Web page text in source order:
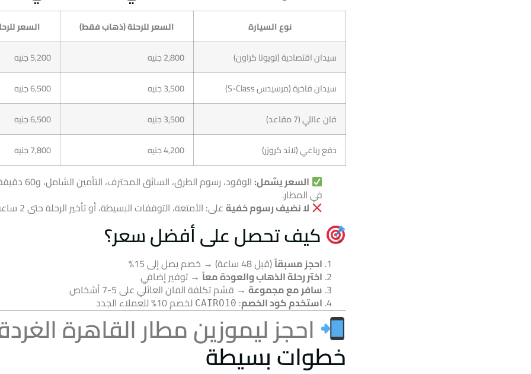
نوع السيارة السعر للرحلة (ذهاب فقط)
السعر
سيدان اقتصادية (تويوتا كراون)
2,800 جنيه
5,200 جنيه
سيدان فاخرة (مرسيدس S-Class)
3,500 جنيه
6,500 جنيه
فان عائلي (7 مقاعد)
3,500 جنيه
6,500 جنيه
دفع رباعي (لاند كروزر)
4,200 جنيه 7,800 جنيه
السعر يشمل: الوقود، رسوم
في المطار.
لا نضيف رسوم خفيةعلى: الأمتعة، التوقفات البسيطة، أو تأخير الرحلة حتى 2 ساعة.
كيف تحصل على أفضل سعر؟
احجز مسبقاً(قبل 48 ساعة) → خصم يصل إلى 15%
اختر رحلة الذهاب والعودة معاً → توفير إضافي
سافر مع مجموعة → قسّم تكلفة الفان العائلي على 5-7 أشخاص
استخدم كود الخصم:
CAIRO10 لخصم 10% للعملاء الجدد
احجز ليموزين مطار القاهرة
خطوات بسيطة